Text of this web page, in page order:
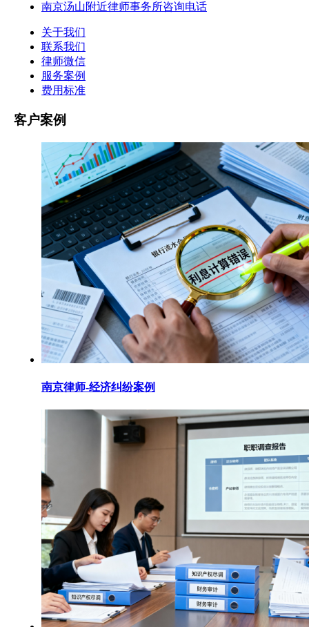
南京汤山附近律师事务所咨询电话
关于我们
联系我们
律师微信
服务案例
费用标准
客户案例
南京律师-经济纠纷案例